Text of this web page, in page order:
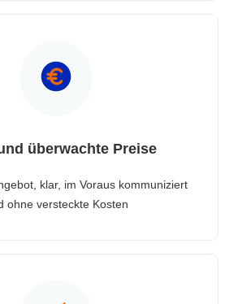
überwachte Preise
klar, im Voraus kommuniziert
ohne versteckte Kosten